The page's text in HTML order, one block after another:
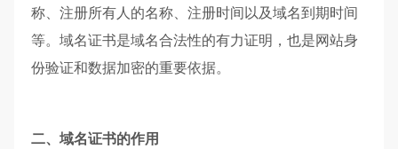
称、注册所有人的名称、注册时间以及域名到期时间
等。域名证书是域名合法性的有力证明，也是网站身
份验证和数据加密的重要依据。
二、域名证书的作用